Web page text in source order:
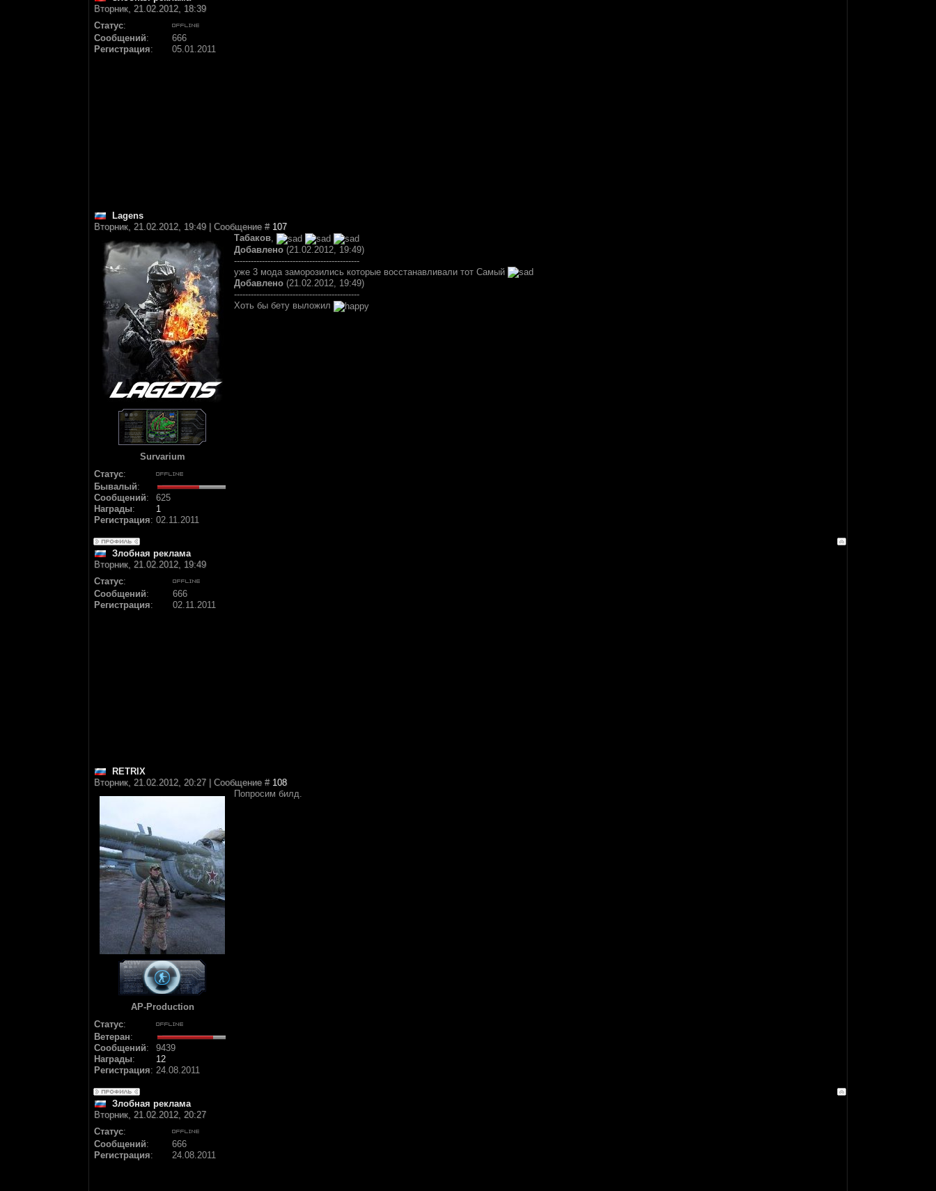
Вторник, 21.02.2012, 18:39
Статус:
Сообщений:
666
Регистрация: 05.01.2011
Lagens
Вторник, 21.02.2012, 19:49 | Сообщение # 107
Survarium
Статус:
Бывалый:
Сообщений:
625
Награды:
1
Регистрация: 02.11.2011
Табаков,
Добавлено (21.02.2012, 19:49)
---------------------------------------------
уже 3 мода заморозились которые восстанавливали тот Самый
Добавлено (21.02.2012, 19:49)
---------------------------------------------
Хоть бы бету выложил
Злобная реклама
Вторник, 21.02.2012, 19:49
Статус:
Сообщений:
666
Регистрация: 02.11.2011
RETRIX
Вторник, 21.02.2012, 20:27 | Сообщение # 108
AP-Production
Статус:
Ветеран:
Сообщений:
9439
Награды:
12
Регистрация: 24.08.2011
Попросим билд.
Злобная реклама
Вторник, 21.02.2012, 20:27
Статус:
Сообщений:
666
Регистрация: 24.08.2011